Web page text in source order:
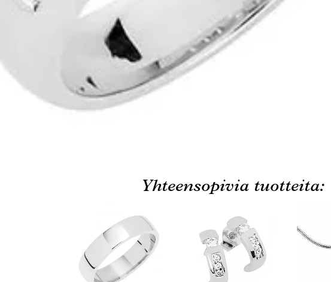
Yhteensopivia tuotteita: